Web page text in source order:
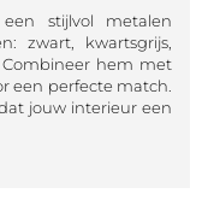
stijlvol metalen
zwart, kwartsgrijs,
Combineer hem met
een perfecte match.
jouw interieur een